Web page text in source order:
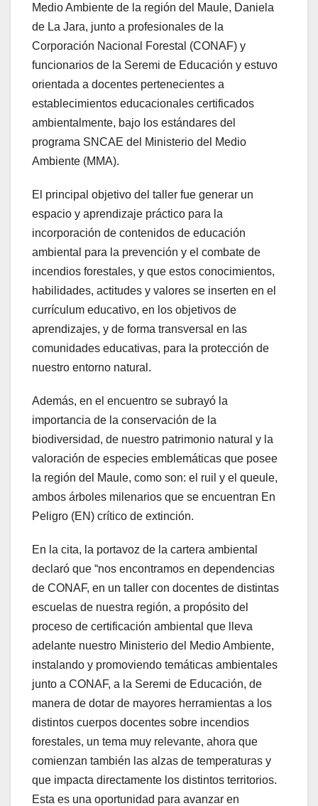
Medio Ambiente de la región del Maule, Daniela
de La Jara, junto a profesionales de la
Corporación Nacional Forestal (CONAF) y
funcionarios de la Seremi de Educación y estuvo
orientada a docentes pertenecientes a
establecimientos educacionales certificados
ambientalmente, bajo los estándares del
programa SNCAE del Ministerio del Medio
Ambiente (MMA).
El principal objetivo del taller fue generar un
espacio y aprendizaje práctico para la
incorporación de contenidos de educación
ambiental para la prevención y el combate de
incendios forestales, y que estos conocimientos,
habilidades, actitudes y valores se inserten en el
currículum educativo, en los objetivos de
aprendizajes, y de forma transversal en las
comunidades educativas, para la protección de
nuestro entorno natural.
Además, en el encuentro se subrayó la
importancia de la conservación de la
biodiversidad, de nuestro patrimonio natural y la
valoración de especies emblemáticas que posee
la región del Maule, como son: el ruil y el queule,
ambos árboles milenarios que se encuentran En
Peligro (EN) crítico de extinción.
En la cita, la portavoz de la cartera ambiental
declaró que “nos encontramos en dependencias
de CONAF, en un taller con docentes de distintas
escuelas de nuestra región, a propósito del
proceso de certificación ambiental que lleva
adelante nuestro Ministerio del Medio Ambiente,
instalando y promoviendo temáticas ambientales
junto a CONAF, a la Seremi de Educación, de
manera de dotar de mayores herramientas a los
distintos cuerpos docentes sobre incendios
forestales, un tema muy relevante, ahora que
comienzan también las alzas de temperaturas y
que impacta directamente los distintos territorios.
Esta es una oportunidad para avanzar en